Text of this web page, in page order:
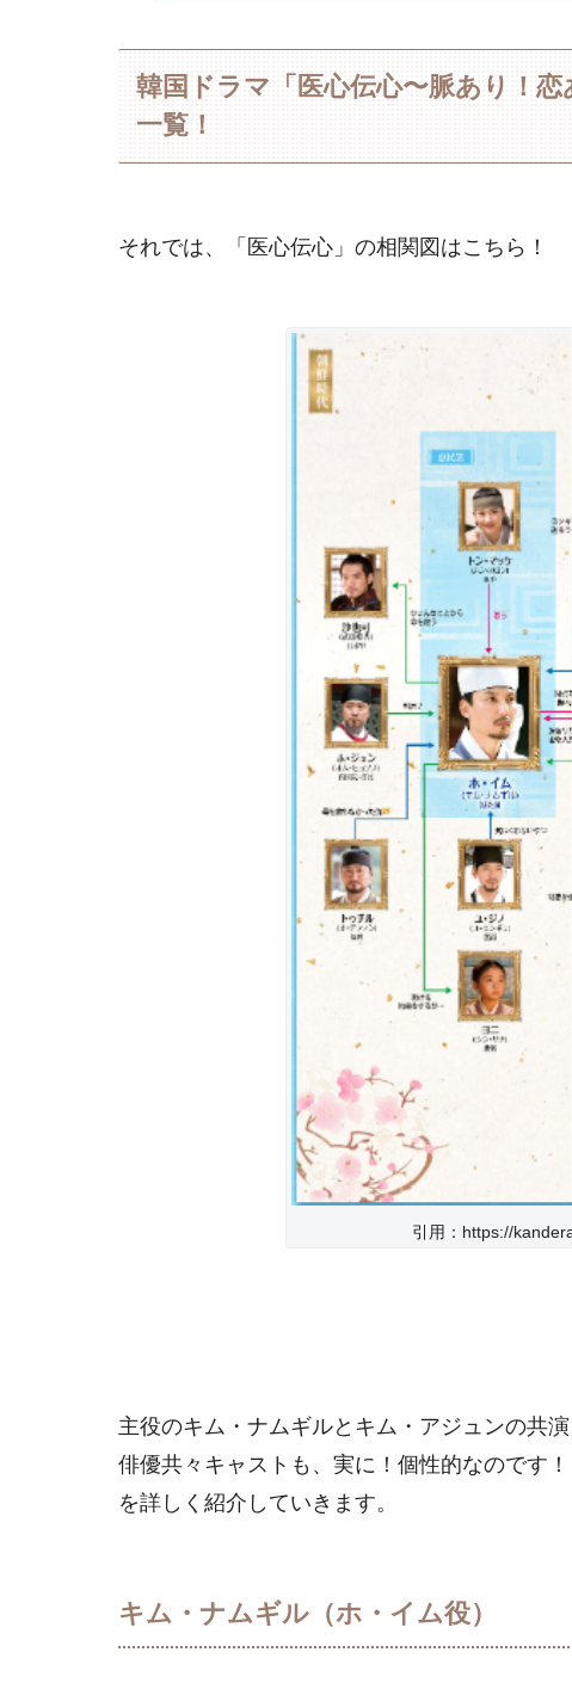
韓国ドラマ「医心伝心〜脈あり！
一覧！
それでは、「医心伝心」の相関図はこちら！
引用：https://
主役のキム・ナムギルとキム・アジュンの共
俳優共々キャストも、実に！個性的なのです
を詳しく紹介していきます。
キム・ナムギル（ホ・イム役）